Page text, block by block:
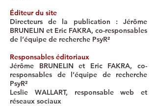
Éditeur du site
Directeurs de la publication : Jérôme
BRUNELIN et Eric FAKRA, co-responsables
de l’équipe de recherche PsyR²
Responsables éditoriaux
Jérôme BRUNELIN et Eric FAKRA, co-
responsables de l’équipe de recherche
PsyR²
Leslie WALLART, responsable web et
réseaux sociaux